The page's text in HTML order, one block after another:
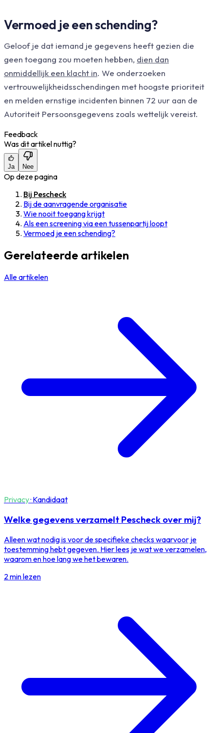
Vermoed je een schending?
Geloof je dat iemand je gegevens heeft gezien die
geen toegang zou moeten hebben, dien dan
onmiddellijk een klacht in. We onderzoeken
vertrouwelijkheidsschendingen met hoogste prioriteit
en melden ernstige incidenten binnen 72 uur aan de
Autoriteit Persoonsgegevens zoals wettelijk vereist.
Feedback
Was dit artikel nuttig?
Ja Nee
Op deze pagina
Bij Pescheck
Bij de aanvragende organisatie
Wie nooit toegang krijgt
Als een screening via een tussenpartij loopt
Vermoed je een schending?
Gerelateerde artikelen
Alle artikelen
Privacy· Kandidaat
Welke gegevens verzamelt Pescheck over mij?
Alleen wat nodig is voor de specifieke checks waarvoor je
toestemming hebt gegeven. Hier lees je wat we verzamelen,
waarom en hoe lang we het bewaren.
2 min lezen